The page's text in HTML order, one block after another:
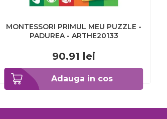
Adauga in cos
MONTESSORI PRIMUL MEU PUZZLE -
PADUREA - ARTHE20133
90.91 lei